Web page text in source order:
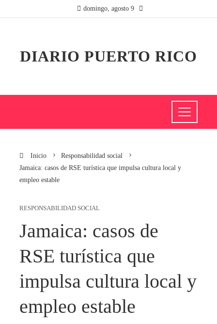
domingo, agosto 9
DIARIO PUERTO RICO
Inicio
Responsabilidad social
Jamaica: casos de RSE turística que impulsa cultura local y
empleo estable
RESPONSABILIDAD SOCIAL
Jamaica: casos de
RSE turística que
impulsa cultura local y
empleo estable